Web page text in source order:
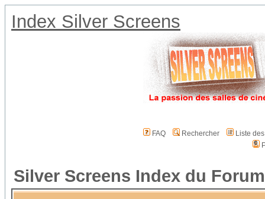
Index Silver Screens
FAQ Rechercher
Liste
Silver Screens Index du Forum